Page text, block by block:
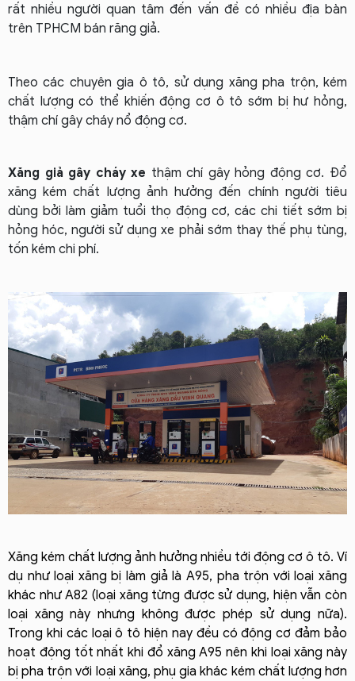
rất nhiều người quan tâm đến vấn đề có nhiều địa bàn
trên TPHCM bán răng giả.
Theo các chuyên gia ô tô, sử dụng xăng pha trộn, kém
chất lượng có thể khiến động cơ ô tô sớm bị hư hỏng,
thậm chí gây cháy nổ động cơ.
Xăng giả gây cháy xe thậm chí gây hỏng động cơ. Đổ
xăng kém chất lượng ảnh hưởng đến chính người tiêu
dùng bởi làm giảm tuổi thọ động cơ, các chi tiết sớm bị
hỏng hóc, người sử dụng xe phải sớm thay thế phụ tùng,
tốn kém chi phí.
Xăng kém chất lượng ảnh hưởng nhiều tới động cơ ô tô. Ví
dụ như loại xăng bị làm giả là A95, pha trộn với loại xăng
khác như A82 (loại xăng từng được sử dụng, hiện vẫn còn
loại xăng này nhưng không được phép sử dụng nữa).
Trong khi các loại ô tô hiện nay đều có động cơ đảm bảo
hoạt động tốt nhất khi đổ xăng A95 nên khi loại xăng này
bị pha trộn với loại xăng, phụ gia khác kém chất lượng hơn